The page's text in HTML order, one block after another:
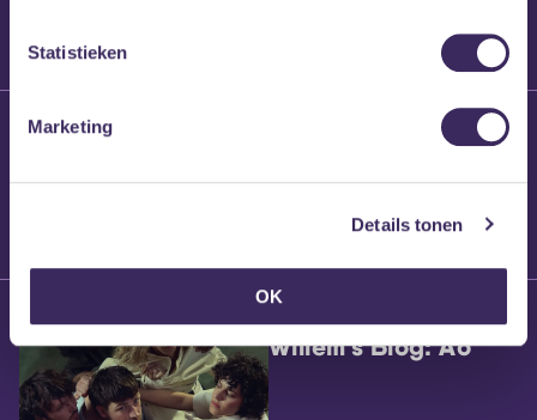
Statistieken
Marketing
Details tonen
OK
Brennt Vanneste
Willem’s Blog: Ão